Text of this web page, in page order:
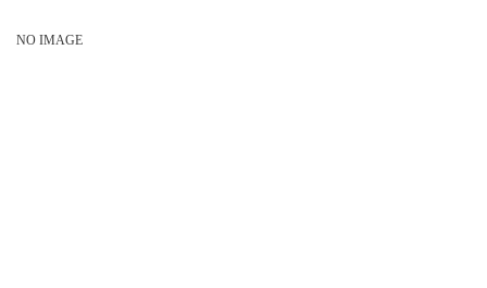
NO IMAGE